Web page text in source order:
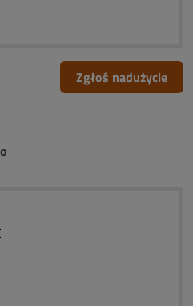
Zgłoś nadużycie